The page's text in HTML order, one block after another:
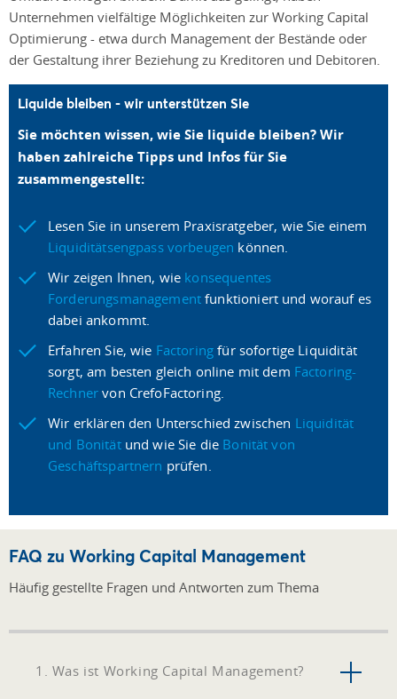
Unternehmen vielfältige Möglichkeiten zur Working Capital
Optimierung - etwa durch Management der Bestände oder
der Gestaltung ihrer Beziehung zu Kreditoren und Debitoren.
Liquide bleiben - wir unterstützen Sie
Sie möchten wissen, wie Sie liquide bleiben? Wir
haben zahlreiche Tipps und Infos für Sie
zusammengestellt:
Lesen Sie in unserem Praxisratgeber, wie Sie einem
Liquiditätsengpass vorbeugen können.
Wir zeigen Ihnen, wie konsequentes
Forderungsmanagement funktioniert und worauf es
dabei ankommt.
Erfahren Sie, wie Factoring für sofortige Liquidität
sorgt, am besten gleich online mit dem Factoring-
Rechner von CrefoFactoring.
Wir erklären den Unterschied zwischen Liquidität
und Bonitätund wie Sie die Bonität von
Geschäftspartnern prüfen.
FAQ zu Working Capital Management
Häufig gestellte Fragen und Antworten zum Thema
1. Was ist Working Capital Management?